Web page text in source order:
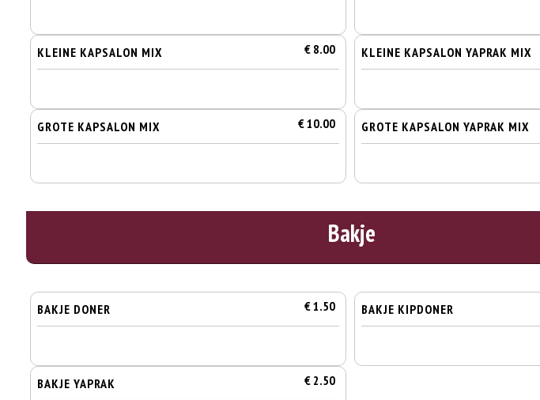
KLEINE KAPSALON MIX € 8.00 KLEINE KAPSALON YAPRAK MIX
GROTE KAPSALON MIX € 10.00 GROTE KAPSALON YAPRAK MIX
Bakje
BAKJE DONER € 1.50 BAKJE KIPDONER
BAKJE YAPRAK € 2.50